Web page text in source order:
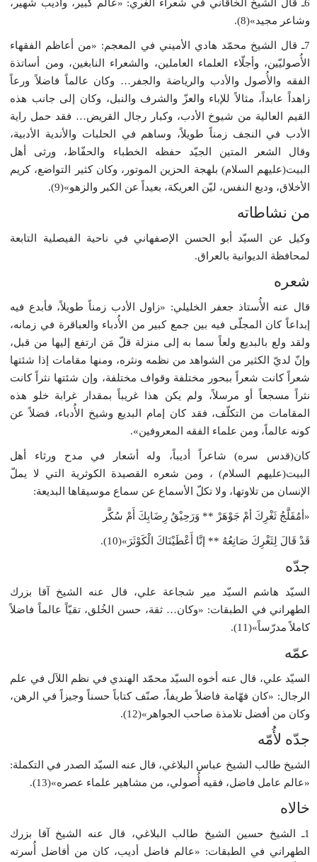
6ـ قال الشيخ الخاقاني في شعراء الغري: «عالم كبير، وأديب شهير،
وشاعر مجيد»(8).
7ـ قال الشيخ محمّد هادي الأميني في المعجم: «من أعاظم الفقهاء
الأُصوليّين، وأجلّاء العلماء العاملين، والشعراء النابغين، ومن أساتذة
الفقه والأُصول والأدب والرياضة والجفر… وكان عالماً فاضلاً ورعاً
زاهداً عابداً، مثالاً للإباء والعزّ والشرف والنبل، وكان إلى جانب هذه
القيم العالية من شيوخ الأدب، وكبار رجال القريض… فقد حمل راية
الأدب في النجف زمناً طويلاً، وساهم في الحلبات والأندية الأدبية،
وقال الشعر المتين الجيّد حفظه الخطباء والحفّاظ، ورثى أهل
البيت(عليهم السلام) بلهجة الحزين الموتور، وكان كثير التواضع، كريم
الأخلاق، وديع النفس، ليّن العريكة، بعيداً عن الكبر والزهو»(9).
من نشاطاته
وكيل عن السيّد أبو الحسن الإصفهاني في ناحية الفيصلية التابعة
لمحافظة الديوانية بالعراق.
شعره
قال عنه الأُستاذ جعفر الخليلي: «زاول الأدب زمناً طويلاً، فأبدع فيه
إبداعاً كان المجلّى فيه بين جمع كبير من الأُدباء والعباقرة في زمانه،
ولقد ولع بالبديع ولعاً سما به إلى منزلة قلّ مَن ارتفع إليها من قبل،
وإنّ لديّ الكثير من الشواهد من نظمه ونثره، ومنها مقامات إذا شئتها
شعراً كانت شعراً ببحور مختلفة وقواف مختلفة، وإن شئتها نثراً كانت
نثراً مسجعاً أو مرسلاً، ولم يكن هذا غريباً بمقدار غرابة خلو هذه
المقامات من التكلّف، فقد كان إمام البديع وشيخ الأُدباء، فضلاً عن
كونه عالماً، ومن علماء الفقه المعروفين».
كان(قدس سره) شاعراً أديباً، وله أشعار في مدح ورثاء أهل
البيت(عليهم السلام) ، ومن شعره القصيدة الكوثرية التي لا يملّ
الإنسان من تلاوتها، ولا تكلّ الأسماع عن سماع موسيقاها البديعة:
«أمُفَلَّجُ ثَغْرِكَ أمْ جَوْهَرْ ** وَرَحِيْقُ رِضَابِكَ أَمْ سُكَّر
قَدْ قَالَ لِثَغْرِكَ صَانِعُهُ ** إنَّا أَعْطَيْنَاكَ الْكَوْثَرَ»(10).
جدّه
السيّد هاشم السيّد مير شجاعة علي، قال عنه الشيخ آقا بزرك
الطهراني في الطبقات: «وكان… ثقة، حسن الخُلق، تقيّاً عالماً فاضلاً
كاملاً مدرّساً»(11).
عمّه
السيّد علي، قال عنه أخوه السيّد محمّد الهندي في نظم اللآل في علم
الرجال: «كان فهّامة فاضلاً طريفاً، صنّف كتاباً حسناً وجيزاً في الرهن،
وكان من أفضل تلامذة صاحب الجواهر»(12).
جدّه لأُمّه
الشيخ طالب الشيخ عباس البلاغي، قال عنه السيّد الصدر في التكملة:
«عالم عامل فاضل، فقيه أُصولي، من مشاهير علماء عصره»(13).
خالاه
1ـ الشيخ حسين الشيخ طالب البلاغي، قال عنه الشيخ آقا بزرك
الطهراني في الطبقات: «عالم فاضل أديب، كان من أفاضل أُسرته